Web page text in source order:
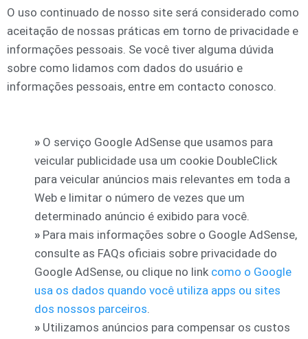
O uso continuado de nosso site será considerado como
aceitação de nossas práticas em torno de privacidade e
informações pessoais. Se você tiver alguma dúvida
sobre como lidamos com dados do usuário e
informações pessoais, entre em contacto conosco.
» O serviço Google AdSense que usamos para
veicular publicidade usa um cookie DoubleClick
para veicular anúncios mais relevantes em toda a
Web e limitar o número de vezes que um
determinado anúncio é exibido para você.
» Para mais informações sobre o Google AdSense,
consulte as FAQs oficiais sobre privacidade do
Google AdSense, ou clique no link como o Google
usa os dados quando você utiliza apps ou sites
dos nossos parceiros.
» Utilizamos anúncios para compensar os custos